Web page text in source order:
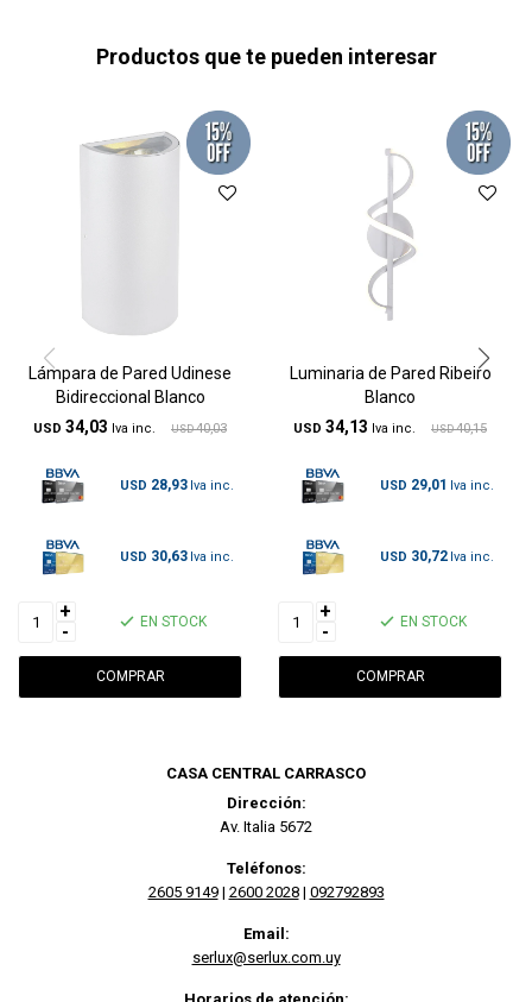
Productos que te pueden interesar
Lámpara de Pared Udinese
Bidireccional Blanco
USD 34,03 USD 40,03
USD 28,93
USD 30,63
+
-
EN STOCK
Luminaria de Pared Ribeiro
Blanco
USD 34,13 USD 40,15
USD 29,01
USD 30,72
+
-
EN STOCK
CASA CENTRAL CARRASCO
Dirección:
Av. Italia 5672
Teléfonos:
2605 9149| 2600 2028| 092792893
Email:
serlux@serlux.com.uy